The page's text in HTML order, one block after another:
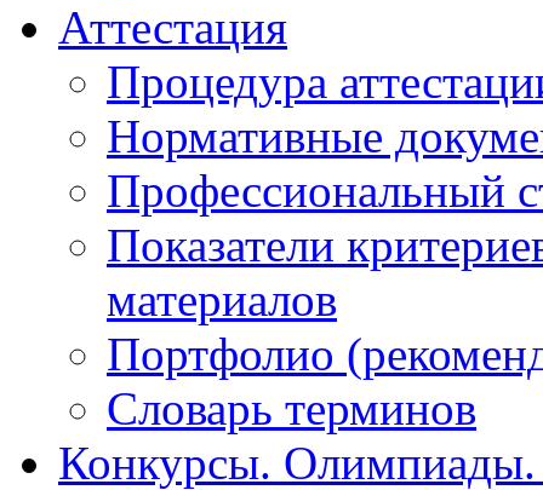
Аттестация
Процедура
Нормативные
Профессиональный
Показатели
материалов
Портфолио
Словарь терминов
Конкурсы.